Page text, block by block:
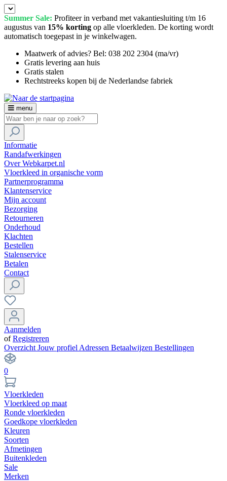
Summer Sale: Profiteer in verband met vakantiesluiting t/m 16
augustus van 15% korting op alle vloerkleden. De korting wordt
automatisch toegepast in je winkelwagen.
Maatwerk of advies? Bel: 038 202 2304 (ma/vr)
Gratis levering aan huis
Gratis stalen
Rechtstreeks kopen bij de Nederlandse fabriek
menu
Informatie
Randafwerkingen
Over Webkarpet.nl
Vloerkleed in organische vorm
Partnerprogramma
Klantenservice
Mijn account
Bezorging
Retourneren
Onderhoud
Klachten
Bestellen
Stalenservice
Betalen
Contact
Aanmelden
ofRegistreren
Overzicht Jouw profiel Adressen Betaalwijzen Bestellingen
0
Vloerkleden
Vloerkleed op maat
Ronde vloerkleden
Goedkope vloerkleden
Kleuren
Soorten
Afmetingen
Buitenkleden
Sale
Merken